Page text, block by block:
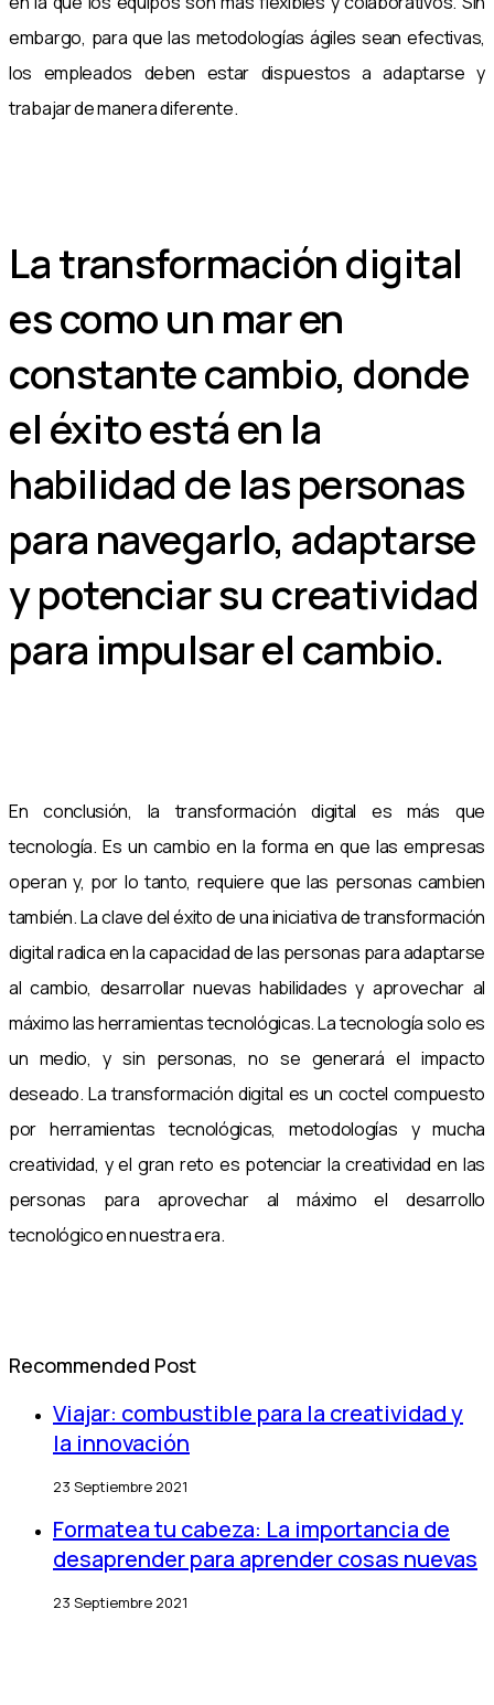
embargo, para que las metodologías ágiles sean efectivas,
los empleados deben estar dispuestos a adaptarse y
trabajar de manera diferente.
La transformación digital
es como un mar en
constante cambio, donde
el éxito está en la
habilidad de las personas
para navegarlo, adaptarse
y potenciar su creatividad
para impulsar el cambio.
En conclusión, la transformación digital es más que
tecnología. Es un cambio en la forma en que las empresas
operan y, por lo tanto, requiere que las personas cambien
también. La clave del éxito de una iniciativa de transformación
digital radica en la capacidad de las personas para adaptarse
al cambio, desarrollar nuevas habilidades y aprovechar al
máximo las herramientas tecnológicas. La tecnología solo es
un medio, y sin personas, no se generará el impacto
deseado. La transformación digital es un coctel compuesto
por herramientas tecnológicas, metodologías y mucha
creatividad, y el gran reto es potenciar la creatividad en las
personas para aprovechar al máximo el desarrollo
tecnológico en nuestra era.
Recommended Post
Viajar: combustible para la creatividad y
la innovación
23 Septiembre 2021
Formatea tu cabeza: La importancia de
desaprender para aprender cosas nuevas
23 Septiembre 2021